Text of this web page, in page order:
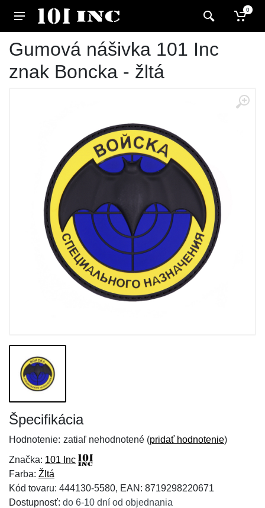
0
Gumová nášivka 101 Inc
znak Boncka - žltá
Špecifikácia
Hodnotenie: zatiaľ nehodnotené (pridať hodnotenie)
Značka: 101 Inc
Farba: Žltá
Kód tovaru: 444130-5580, EAN: 8719298220671
Dostupnosť: do 6-10 dní od objednania